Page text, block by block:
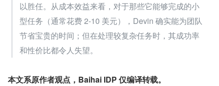
以胜任。从成本效益来看，对于那些它能够完成的小
型任务（通常花费 2-10 美元），Devin 确实能为团队
节省宝贵的时间；但在处理较复杂任务时，其成功率
和性价比都令人失望。
本文系原作者观点，Baihai IDP 仅编译转载。